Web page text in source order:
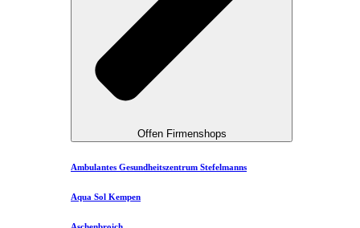
Offen Firmenshops
Ambulantes Gesundheitszentrum Stefelmanns
Aqua Sol Kempen